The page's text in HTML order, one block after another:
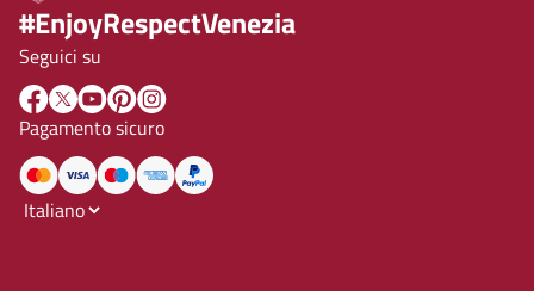
#EnjoyRespectVenezia
Seguici su
Pagamento sicuro